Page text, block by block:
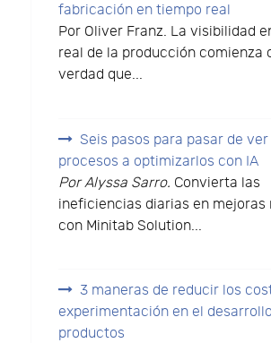
fabricación en tiempo real
Por Oliver Franz. La visibilidad
real de la producción comienza
verdad que...
Seis pasos para pasar de ver
procesos a optimizarlos con IA
Por Alyssa Sarro. Convierta las
ineficiencias diarias en mejoras
con Minitab Solution...
3 maneras de reducir los
experimentación en el
productos